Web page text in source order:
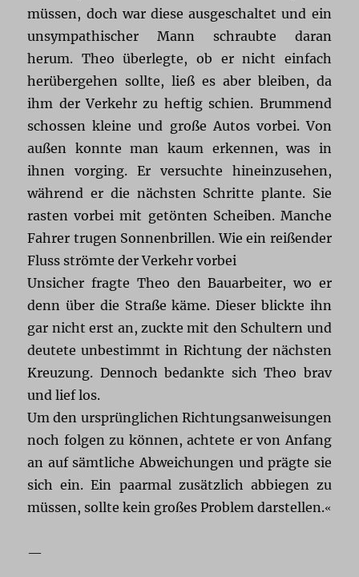
müssen, doch war diese ausgeschaltet und ein
unsympathischer Mann schraubte daran
herum. Theo überlegte, ob er nicht einfach
herübergehen sollte, ließ es aber bleiben, da
ihm der Verkehr zu heftig schien. Brummend
schossen kleine und große Autos vorbei. Von
außen konnte man kaum erkennen, was in
ihnen vorging. Er versuchte hineinzusehen,
während er die nächsten Schritte plante. Sie
rasten vorbei mit getönten Scheiben. Manche
Fahrer trugen Sonnenbrillen. Wie ein reißender
Fluss strömte der Verkehr vorbei
Unsicher fragte Theo den Bauarbeiter, wo er
denn über die Straße käme. Dieser blickte ihn
gar nicht erst an, zuckte mit den Schultern und
deutete unbestimmt in Richtung der nächsten
Kreuzung. Dennoch bedankte sich Theo brav
und lief los.
Um den ursprünglichen Richtungsanweisungen
noch folgen zu können, achtete er von Anfang
an auf sämtliche Abweichungen und prägte sie
sich ein. Ein paarmal zusätzlich abbiegen zu
müssen, sollte kein großes Problem darstellen.«
—